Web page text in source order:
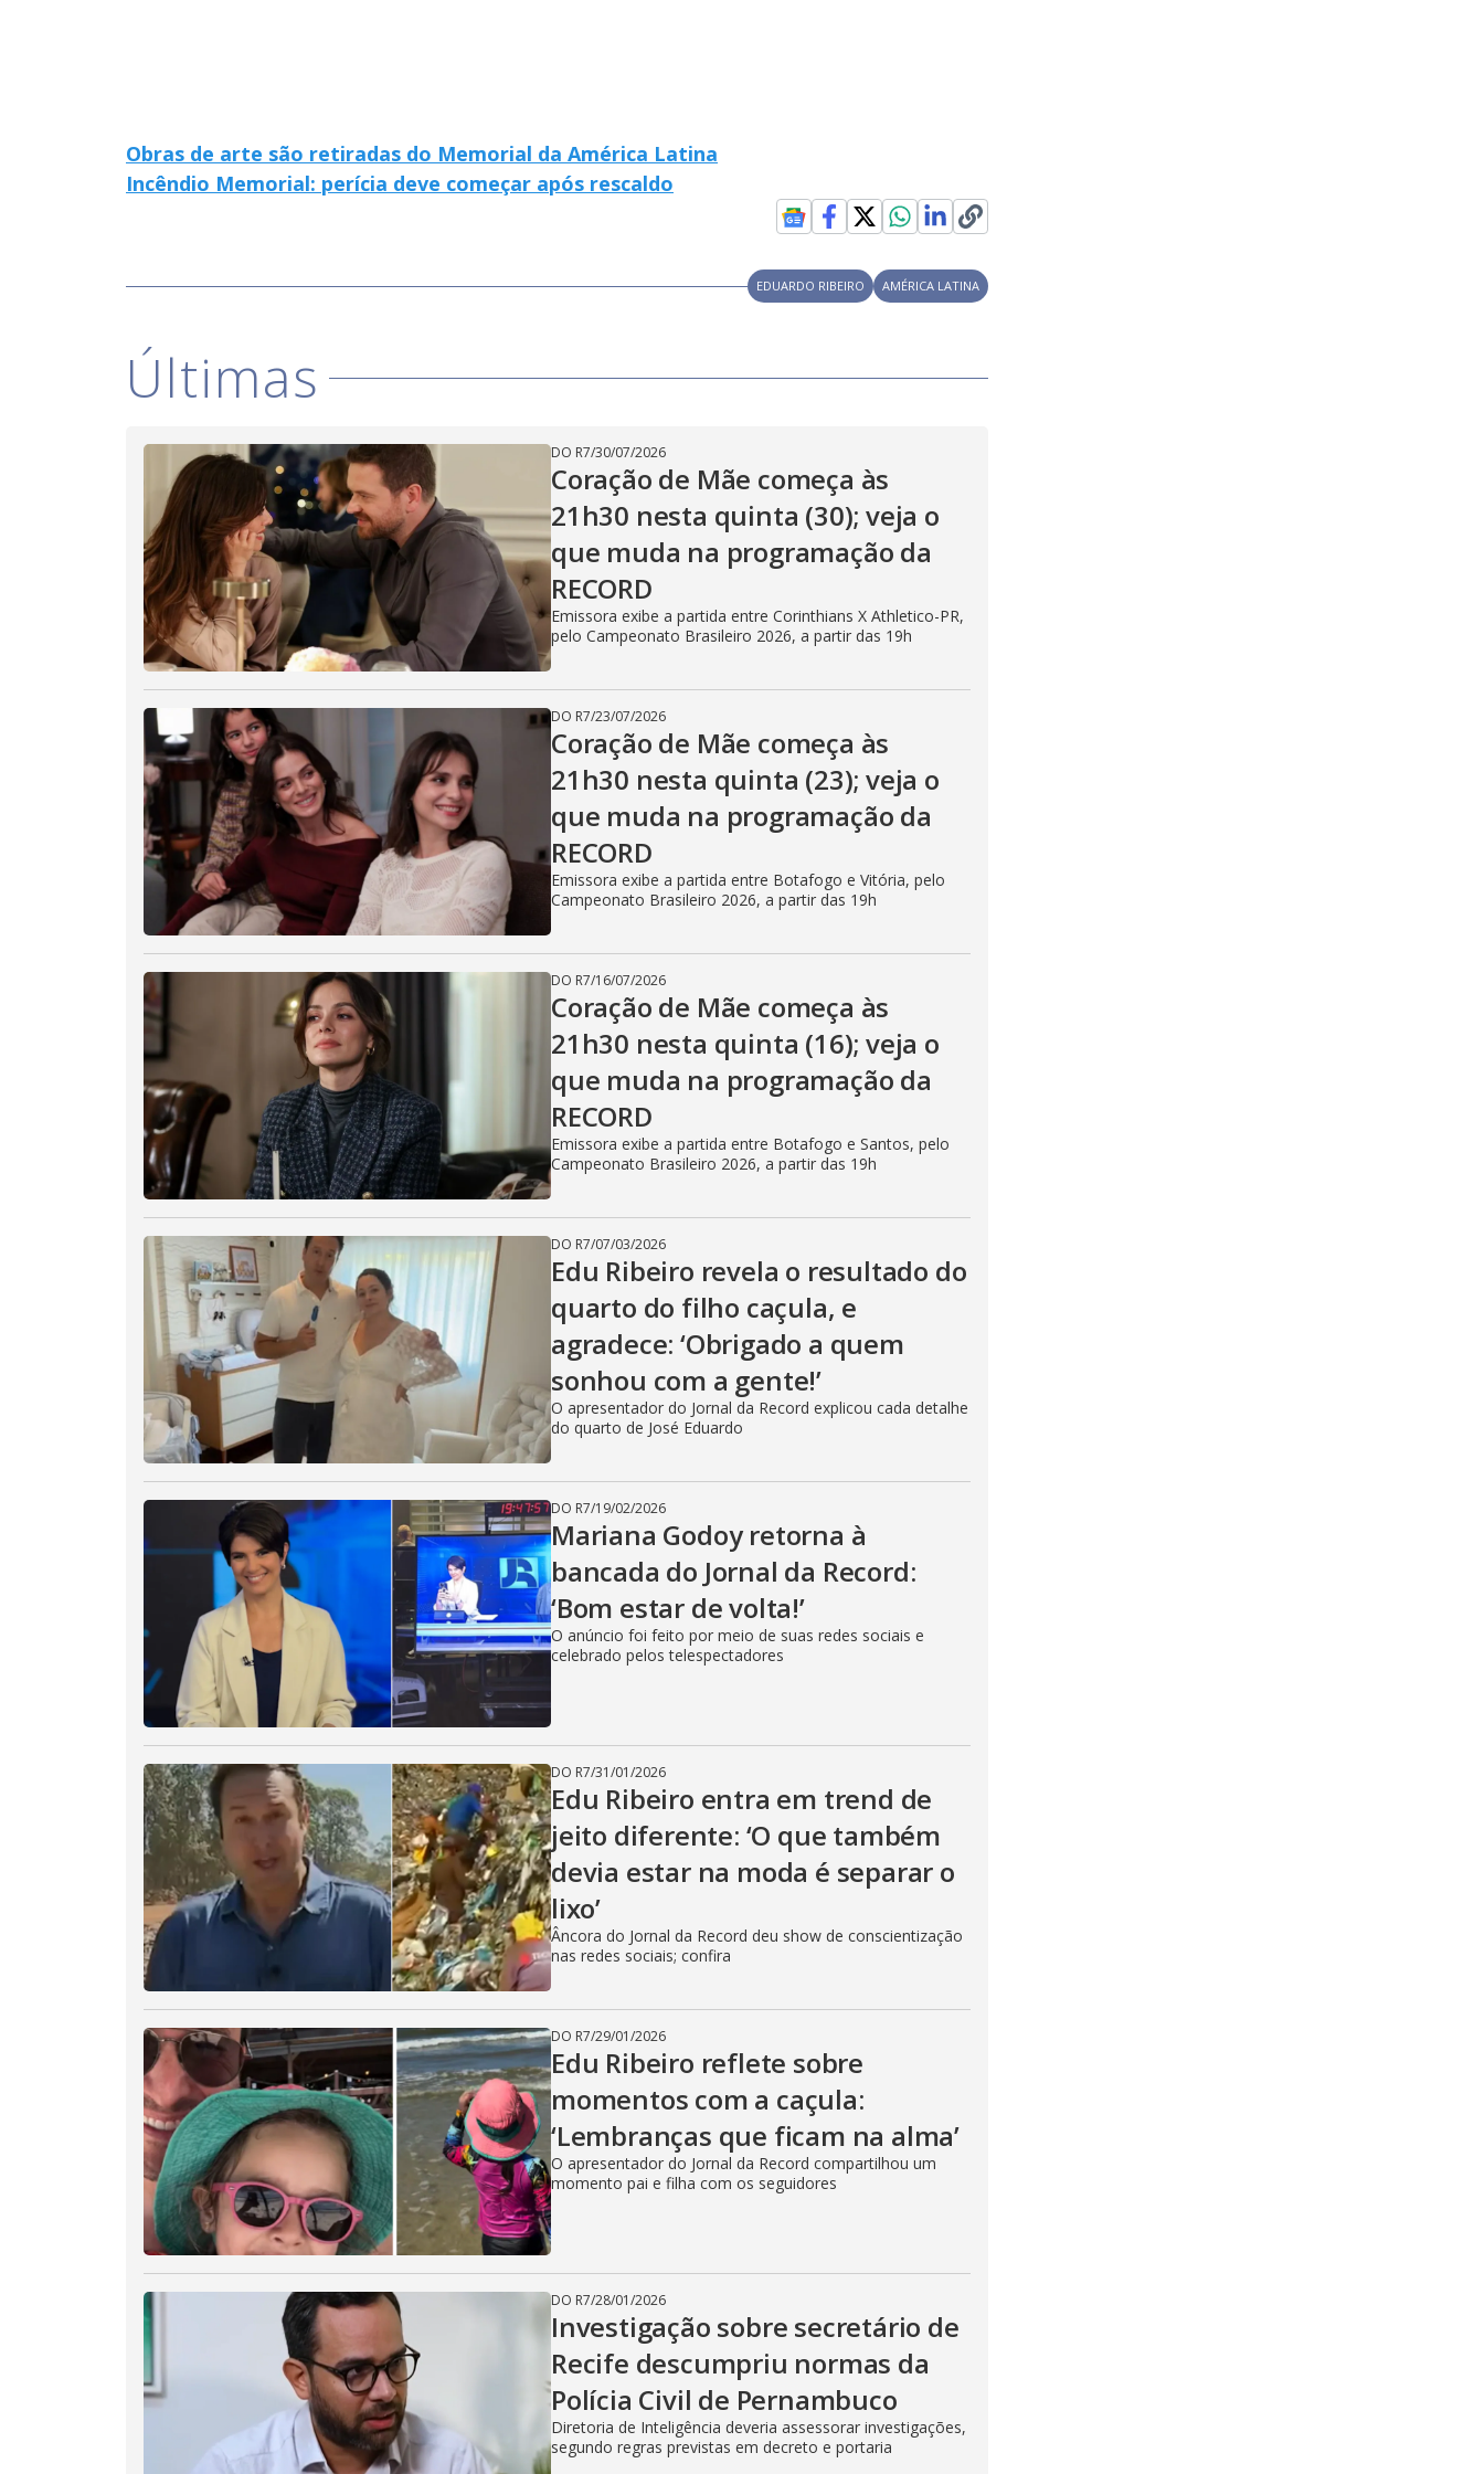
d
e
o
Obras de arte são retiradas do Memorial da América Latina
Incêndio Memorial: perícia deve começar após rescaldo
EDUARDO RIBEIRO AMÉRICA LATINA
Últimas
DO R7/30/07/2026
Coração de Mãe começa às
21h30 nesta quinta (30); veja o
que muda na programação da
RECORD
Emissora exibe a partida entre Corinthians X Athletico-PR,
pelo Campeonato Brasileiro 2026, a partir das 19h
DO R7/23/07/2026
Coração de Mãe começa às
21h30 nesta quinta (23); veja o
que muda na programação da
RECORD
Emissora exibe a partida entre Botafogo e Vitória, pelo
Campeonato Brasileiro 2026, a partir das 19h
DO R7/16/07/2026
Coração de Mãe começa às
21h30 nesta quinta (16); veja o
que muda na programação da
RECORD
Emissora exibe a partida entre Botafogo e Santos, pelo
Campeonato Brasileiro 2026, a partir das 19h
DO R7/07/03/2026
Edu Ribeiro revela o resultado do
quarto do filho caçula, e
agradece: ‘Obrigado a quem
sonhou com a gente!’
O apresentador do Jornal da Record explicou cada detalhe
do quarto de José Eduardo
DO R7/19/02/2026
Mariana Godoy retorna à
bancada do Jornal da Record:
‘Bom estar de volta!’
O anúncio foi feito por meio de suas redes sociais e
celebrado pelos telespectadores
DO R7/31/01/2026
Edu Ribeiro entra em trend de
jeito diferente: ‘O que também
devia estar na moda é separar o
lixo’
Âncora do Jornal da Record deu show de conscientização
nas redes sociais; confira
DO R7/29/01/2026
Edu Ribeiro reflete sobre
momentos com a caçula:
‘Lembranças que ficam na alma’
O apresentador do Jornal da Record compartilhou um
momento pai e filha com os seguidores
DO R7/28/01/2026
Investigação sobre secretário de
Recife descumpriu normas da
Polícia Civil de Pernambuco
Diretoria de Inteligência deveria assessorar investigações,
segundo regras previstas em decreto e portaria